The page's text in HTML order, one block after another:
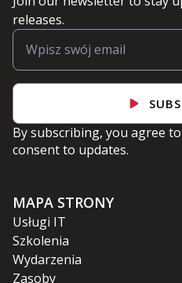
releases.
By subscribing, you agree
consent to updates.
MAPA STRONY
Usługi IT
Szkolenia
Wydarzenia
Zasoby